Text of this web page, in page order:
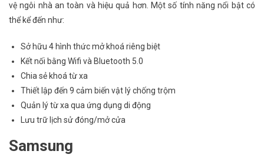
vệ ngôi nhà an toàn và hiệu quả hơn. Một số tính năng nổi bật có
thể kể đến như:
Sở hữu 4 hình thức mở khoá riêng biệt
Kết nối bằng Wifi và Bluetooth 5.0
Chia sẻ khoá từ xa
Thiết lập đến 9 cảm biến vật lý chống trộm
Quản lý từ xa qua ứng dụng di động
Lưu trữ lịch sử đóng/mở cửa
Samsung